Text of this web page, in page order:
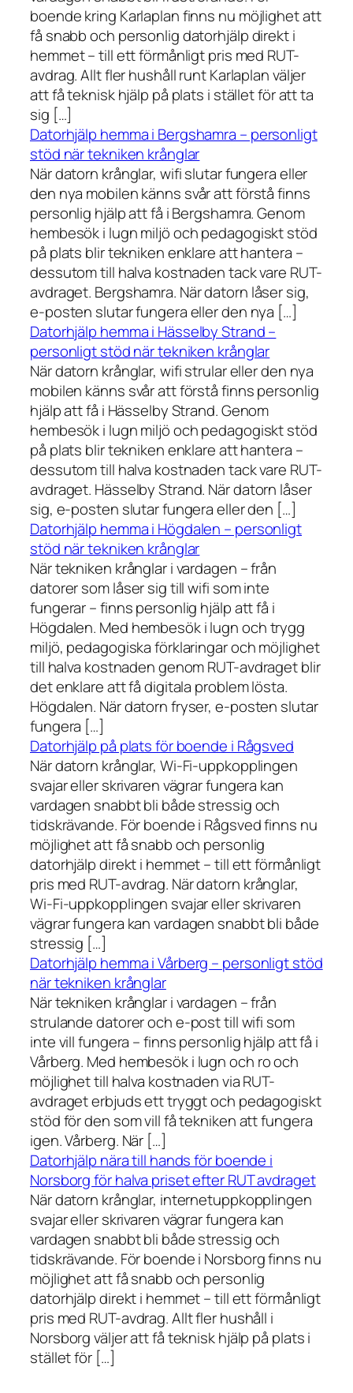
boende kring Karlaplan finns nu möjlighet att
få snabb och personlig datorhjälp direkt i
hemmet – till ett förmånligt pris med RUT-
avdrag. Allt fler hushåll runt Karlaplan väljer
att få teknisk hjälp på plats i stället för att ta
sig […]
Datorhjälp hemma i Bergshamra – personligt
stöd när tekniken krånglar
När datorn krånglar, wifi slutar fungera eller
den nya mobilen känns svår att förstå finns
personlig hjälp att få i Bergshamra. Genom
hembesök i lugn miljö och pedagogiskt stöd
på plats blir tekniken enklare att hantera –
dessutom till halva kostnaden tack vare RUT-
avdraget. Bergshamra. När datorn låser sig,
e-posten slutar fungera eller den nya […]
Datorhjälp hemma i Hässelby Strand –
personligt stöd när tekniken krånglar
När datorn krånglar, wifi strular eller den nya
mobilen känns svår att förstå finns personlig
hjälp att få i Hässelby Strand. Genom
hembesök i lugn miljö och pedagogiskt stöd
på plats blir tekniken enklare att hantera –
dessutom till halva kostnaden tack vare RUT-
avdraget. Hässelby Strand. När datorn låser
sig, e-posten slutar fungera eller den […]
Datorhjälp hemma i Högdalen – personligt
stöd när tekniken krånglar
När tekniken krånglar i vardagen – från
datorer som låser sig till wifi som inte
fungerar – finns personlig hjälp att få i
Högdalen. Med hembesök i lugn och trygg
miljö, pedagogiska förklaringar och möjlighet
till halva kostnaden genom RUT-avdraget blir
det enklare att få digitala problem lösta.
Högdalen. När datorn fryser, e-posten slutar
fungera […]
Datorhjälp på plats för boende i Rågsved
När datorn krånglar, Wi-Fi-uppkopplingen
svajar eller skrivaren vägrar fungera kan
vardagen snabbt bli både stressig och
tidskrävande. För boende i Rågsved finns nu
möjlighet att få snabb och personlig
datorhjälp direkt i hemmet – till ett förmånligt
pris med RUT-avdrag. När datorn krånglar,
Wi-Fi-uppkopplingen svajar eller skrivaren
vägrar fungera kan vardagen snabbt bli både
stressig […]
Datorhjälp hemma i Vårberg – personligt stöd
när tekniken krånglar
När tekniken krånglar i vardagen – från
strulande datorer och e-post till wifi som
inte vill fungera – finns personlig hjälp att få i
Vårberg. Med hembesök i lugn och ro och
möjlighet till halva kostnaden via RUT-
avdraget erbjuds ett tryggt och pedagogiskt
stöd för den som vill få tekniken att fungera
igen. Vårberg. När […]
Datorhjälp nära till hands för boende i
Norsborg för halva priset efter RUT avdraget
När datorn krånglar, internetuppkopplingen
svajar eller skrivaren vägrar fungera kan
vardagen snabbt bli både stressig och
tidskrävande. För boende i Norsborg finns nu
möjlighet att få snabb och personlig
datorhjälp direkt i hemmet – till ett förmånligt
pris med RUT-avdrag. Allt fler hushåll i
Norsborg väljer att få teknisk hjälp på plats i
stället för […]